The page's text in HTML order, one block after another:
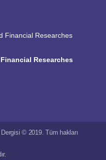
Financial Researches
Researches
© 2019. Tüm hakları